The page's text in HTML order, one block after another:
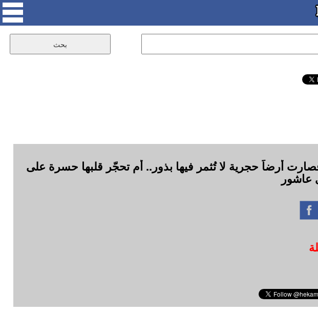
أرضاً حجرية لا تُثمر فيها بذور.. أم تحجّر قلبها حسرة على